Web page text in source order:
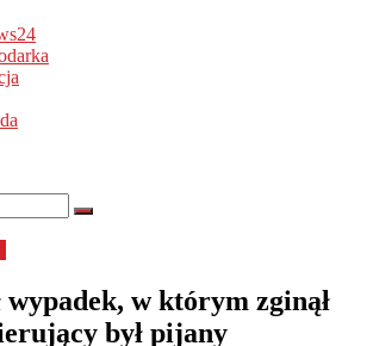
wypadek, w którym zginął
był pijany